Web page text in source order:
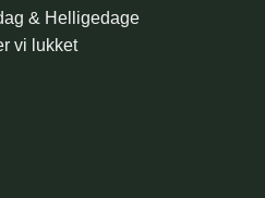
& Helligedage
vi lukket